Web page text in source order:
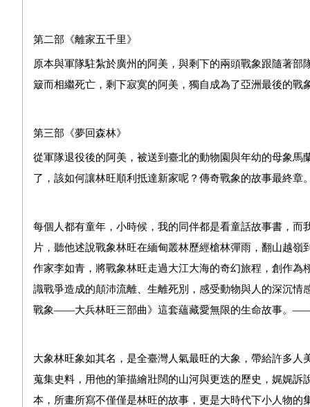
第二部《離家五千里》
原本與軍隊駐紮於廣州的阿美，與剩下的兩頭戰象跟隨著
簸而相繼死亡，剩下寂寞的阿美，獨自成為了亞洲最後的戰象
第三部《夢回森林》
從軍隊退役後的阿美，被送到臺北的動物園與年幼的母象
了，該如何讓林旺順利抵達新家呢？傳奇戰象的故事最終章。
每個人都有童年，小時候，我的同伴都是看童話故事書，
片，聽他述說戰象林旺在緬甸叢林歷經槍林彈雨，翻山越
作家李如青，將戰象林旺走過大江大海的奇幻旅程，創作
識戰爭造成的顛沛流離、生離死別，感受動物與人的深沉
戰象——大兵林旺三部曲》這套蘊藏愛無限的生命故事。——
大象林旺象如其名，是全臺灣人氣最旺的大象，帶給許多
蒐集史料，用他的筆描繪壯闊的山河與更迭的歷史，娓娓
本，所畫所寫不僅僅是林旺的故事，更是大時代下小人物